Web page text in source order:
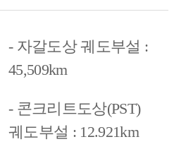
- 자갈도상 궤도부설 :
45,509km
- 콘크리트도상(PST)
궤도부설 : 12.921km